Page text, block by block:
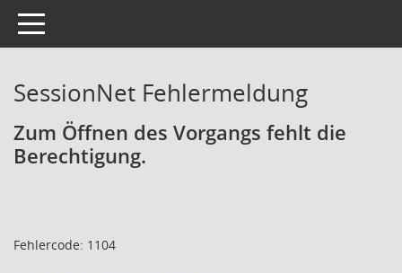
Toggle navigation
SessionNet Fehlermeldung
Zum Öffnen des Vorgangs fehlt die
Berechtigung.
Fehlercode: 1104